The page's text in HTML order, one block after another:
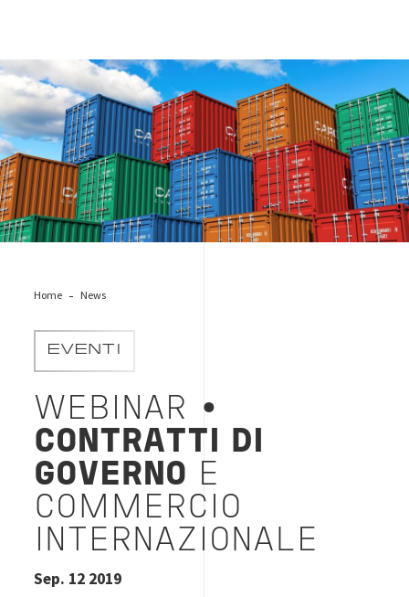
containers-depositphotos
Home News
EVENTI
WEBINAR •
CONTRATTI DI
GOVERNO
E
COMMERCIO
INTERNAZIONALE
Sep. 12 2019